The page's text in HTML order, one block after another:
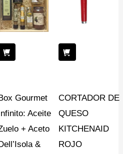
+
Gourmet
Aceite
+ Aceto
&
CORTADOR DE
QUESO
KITCHENAID
ROJO